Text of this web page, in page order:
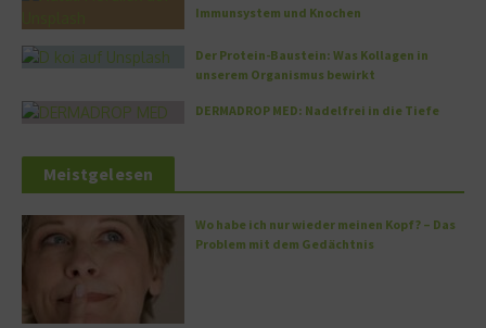
Immunsystem und Knochen
Der Protein-Baustein: Was Kollagen in
unserem Organismus bewirkt
DERMADROP MED: Nadelfrei in die Tiefe
Meistgelesen
Wo habe ich nur wieder meinen Kopf? – Das
Problem mit dem Gedächtnis